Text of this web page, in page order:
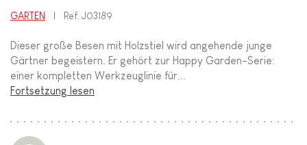
GARTEN Ref.J03189
Dieser große Besen mit Holzstiel wird angehende junge
Gärtner begeistern. Er gehört zur Happy Garden-Serie:
einer kompletten Werkzeuglinie für...
Fortsetzung lesen